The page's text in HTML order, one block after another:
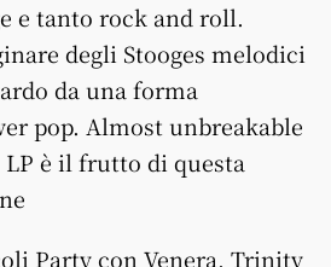
e tanto rock and roll.
degli Stooges melodici
da una forma
pop. Almost unbreakable
è il frutto di questa
Party con Venera, Trinity